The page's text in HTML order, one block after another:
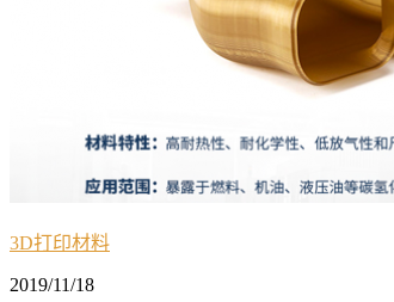
3D打印材料
2019/11/18